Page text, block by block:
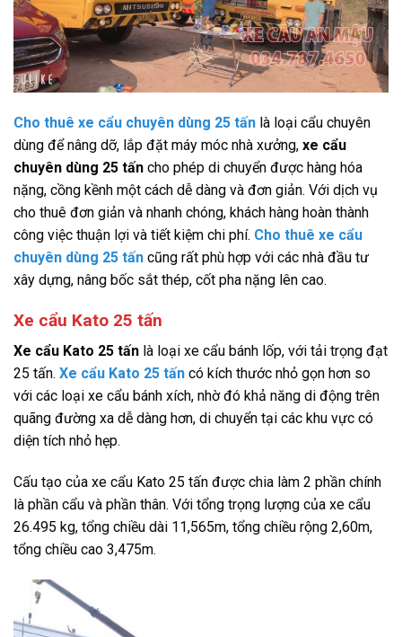
Cho thuê xe cẩu chuyên dùng 25 tấn là loại cẩu chuyên
dùng để nâng dỡ, lắp đặt máy móc nhà xưởng, xe cẩu
chuyên dùng 25 tấn cho phép di chuyển được hàng hóa
nặng, cồng kềnh một cách dễ dàng và đơn giản. Với dịch vụ
cho thuê đơn giản và nhanh chóng, khách hàng hoàn thành
công việc thuận lợi và tiết kiệm chi phí. Cho thuê xe cẩu
chuyên dùng 25 tấn cũng rất phù hợp với các nhà đầu tư
xây dựng, nâng bốc sắt thép, cốt pha nặng lên cao.
Xe cẩu Kato 25 tấn
Xe cẩu Kato 25 tấn là loại xe cẩu bánh lốp, với tải trọng đạt
25 tấn. Xe cẩu Kato 25 tấn có kích thước nhỏ gọn hơn so
với các loại xe cẩu bánh xích, nhờ đó khả năng di động trên
quãng đường xa dễ dàng hơn, di chuyển tại các khu vực có
diện tích nhỏ hẹp.
Cấu tạo của xe cẩu Kato 25 tấn được chia làm 2 phần chính
là phần cẩu và phần thân. Với tổng trọng lượng của xe cẩu
26.495 kg, tổng chiều dài 11,565m, tổng chiều rộng 2,60m,
tổng chiều cao 3,475m.